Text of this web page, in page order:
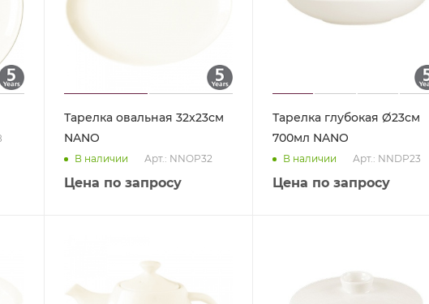
Тарелка овальная 32x23см
NANO
В наличии Арт.: NNOP32
Цена по запросу
Тарелка глубокая Ø23см
700мл NANO
В наличии Арт.: NNDP23
Цена по запросу